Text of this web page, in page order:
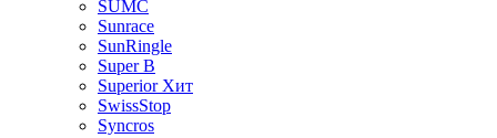
SUMC
Sunrace
SunRingle
Super B
Superior Хит
SwissStop
Syncros